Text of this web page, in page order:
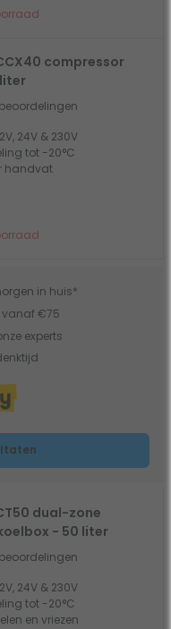
compressor
24V & 230V
tot -20°C
handvat
in huis*
vanaf €75
experts
dual-zone
- 50 liter
24V & 230V
tot -20°C
en vriezen